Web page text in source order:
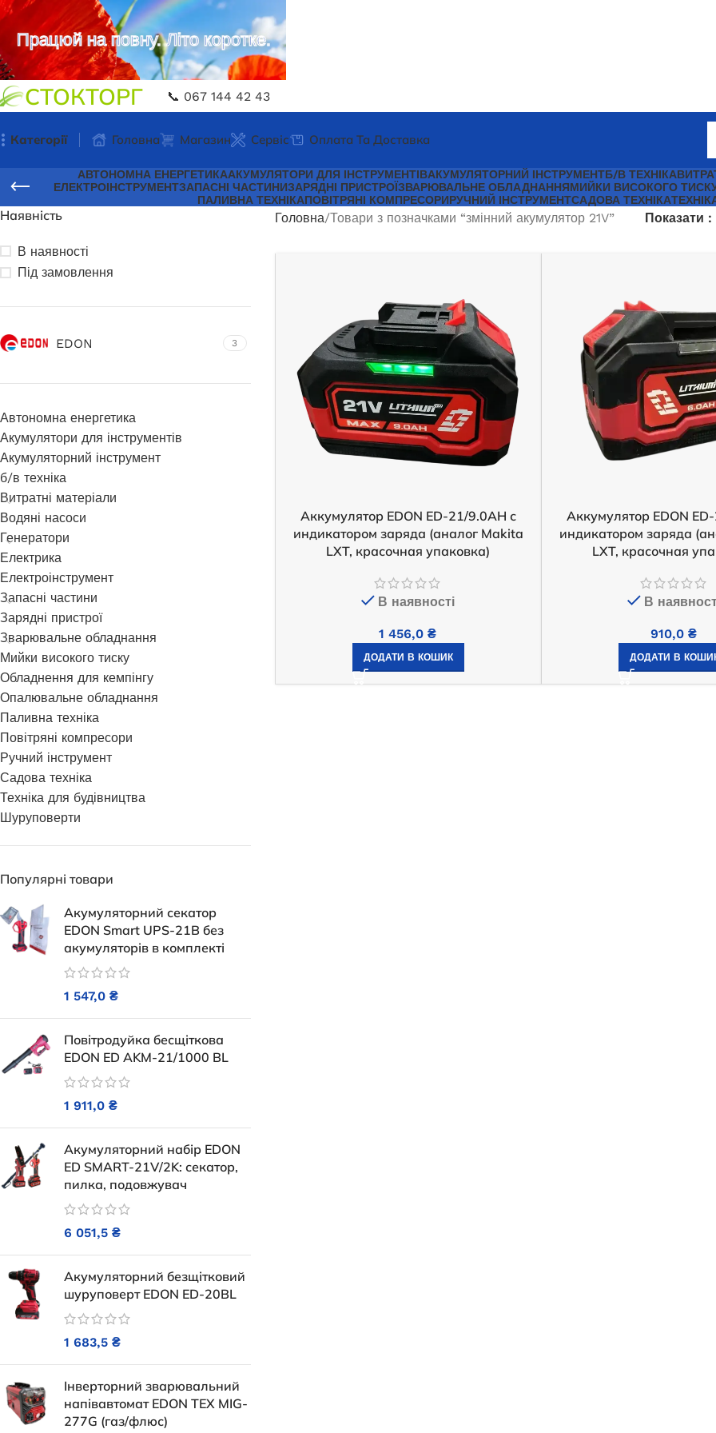
СТОКТОРГ 📞 067 144 42 43
Категорії
Генератори
6500
В наявності
48 685,0
ДОДАТИ В КОШИК
Генератор дизельный Edon
открытого типа мощностью 30
кВт
Під замовлення
Головна Магазин Сервіс Оплата Та Доставка
АВТОНОМНА ЕНЕРГЕТИКААКУМУЛЯТОРИ ДЛЯ ІНСТРУМЕНТІВАКУМУЛЯТОРНИЙ ІНСТРУМЕНТБ/В ТЕХНІКА
ЕЛЕКТРОІНСТРУМЕНТЗАПАСНІ ЧАСТИНИЗАРЯДНІ ПРИСТРОЇЗВАРЮВАЛЬНЕ ОБЛАДНАННЯМИЙКИ ВИСОКОГО
ПАЛИВНА ТЕХНІКАПОВІТРЯНІ КОМПРЕСОРИРУЧНИЙ ІНСТРУМЕНТСАДОВА ТЕХНІКА
Наявність
В наявності
Під замовлення
EDON 3
Автономна енергетика
Акумулятори для інструментів
Акумуляторний інструмент
б/в техніка
Витратні матеріали
Водяні насоси
Генератори
Електрика
Електроінструмент
Запасні частини
Зарядні пристрої
Зварювальне обладнання
Мийки високого тиску
Обладнення для кемпінгу
Опалювальне обладнання
Паливна техніка
Повітряні компресори
Ручний інструмент
Садова техніка
Техніка для будівництва
Шуруповерти
Популярні товари
Акумуляторний секатор
EDON Smart UPS-21B без
акумуляторів в комплекті
1 547,0 ₴
Повітродуйка бесщіткова
EDON ED AKM-21/1000 BL
1 911,0 ₴
Акумуляторний набір EDON
ED SMART-21V/2K: секатор,
пилка, подовжувач
6 051,5 ₴
Акумуляторний безщітковий
шуруповерт EDON ED-20BL
1 683,5 ₴
Інверторний зварювальний
напівавтомат EDON TEX MIG-
277G (газ/флюс)
Головна Товари з позначками “змінний акумулятор 21V” Показати
Аккумулятор EDON ED-21/9.0AH с
индикатором заряда (аналог Makita
LXT, красочная упаковка)
В наявності
1 456,0 ₴
ДОДАТИ В КОШИК
Аккумулятор EDON
индикатором заряда
LXT, красочная
В
910,0 ₴
ДОДАТИ В
Працюй на повну. Літо коротке.